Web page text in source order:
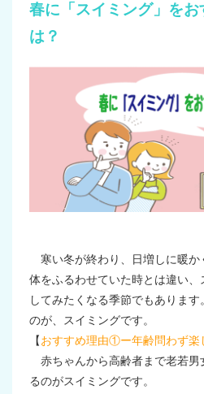
春に「スイミング」をお
は？
寒い冬が終わり、日増しに暖か
体をふるわせていた時とは違い
してみたくなる季節でもありま
のが、スイミングです。
【おすすめ理由①ー年齢問わず楽
赤ちゃんから高齢者まで老若男
るのがスイミングです。